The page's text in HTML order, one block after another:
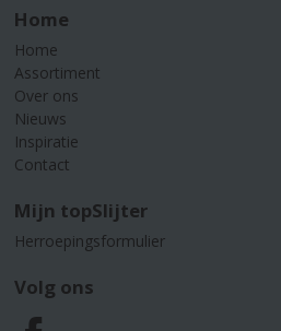
Home
Home
Assortiment
Over ons
Nieuws
Inspiratie
Contact
Mijn topSlijter
Herroepingsformulier
Volg ons